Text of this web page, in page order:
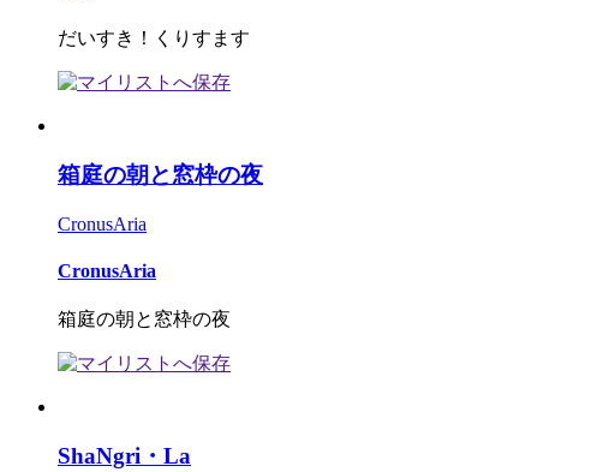
だいすき！くりすます
箱庭の朝と窓枠の夜
CronusAria
CronusAria
箱庭の朝と窓枠の夜
ShaNgri・La